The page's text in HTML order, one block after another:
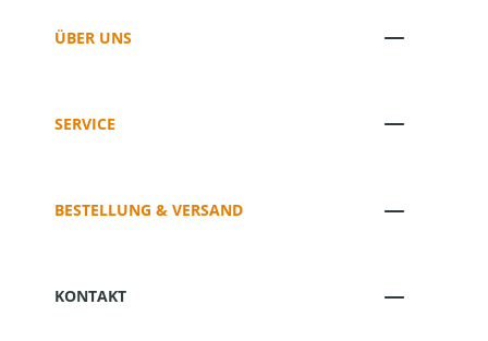
ÜBER UNS
SERVICE
BESTELLUNG & VERSAND
KONTAKT